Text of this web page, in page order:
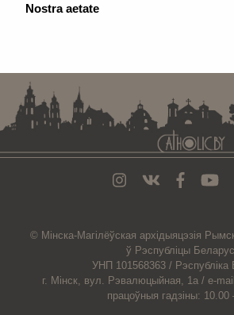
Nostra aetate
© Мiнска-Магiлёўская архiдыяцэзiя
ў Рэспубліцы
УНП 101568363 /
г. Мінск, вул. Рэвалюцыйная, 1а / e-
працоўныя гадзіны: 10.00